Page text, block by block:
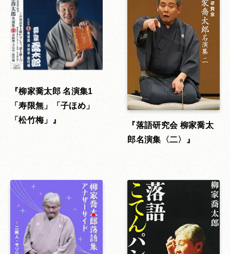
柳家喬太郎 名演集1
「寿限無」「子ほめ」
「松竹梅」
落語研究会 柳家喬太
郎名演集〈二〉